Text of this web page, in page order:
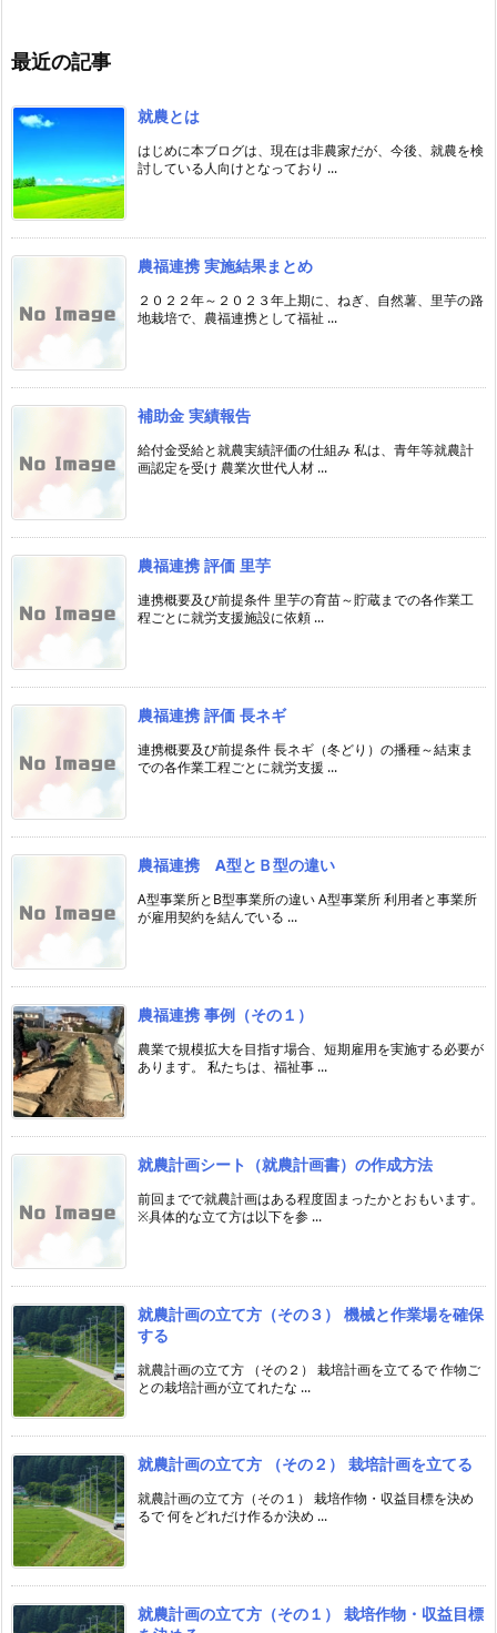
最近の記事
就農とは
はじめに本ブログは、現在は非農家だが、今後、就農を検
討している人向けとなっており ...
農福連携 実施結果まとめ
２０２２年～２０２３年上期に、ねぎ、自然薯、里芋の路
地栽培で、農福連携として福祉 ...
補助金 実績報告
給付金受給と就農実績評価の仕組み 私は、青年等就農計
画認定を受け 農業次世代人材 ...
農福連携 評価 里芋
連携概要及び前提条件 里芋の育苗～貯蔵までの各作業工
程ごとに就労支援施設に依頼 ...
農福連携 評価 長ネギ
連携概要及び前提条件 長ネギ（冬どり）の播種～結束ま
での各作業工程ごとに就労支援 ...
農福連携 A型とＢ型の違い
A型事業所とB型事業所の違い A型事業所 利用者と事業所
が雇用契約を結んでいる ...
農福連携 事例（その１）
農業で規模拡大を目指す場合、短期雇用を実施する必要が
あります。 私たちは、福祉事 ...
就農計画シート（就農計画書）の作成方法
前回までで就農計画はある程度固まったかとおもいます。
※具体的な立て方は以下を参 ...
就農計画の立て方（その３） 機械と作業場を確保
する
就農計画の立て方 （その２） 栽培計画を立てるで 作物ご
との栽培計画が立てれたな ...
就農計画の立て方 （その２） 栽培計画を立てる
就農計画の立て方（その１） 栽培作物・収益目標を決め
るで 何をどれだけ作るか決め ...
就農計画の立て方（その１） 栽培作物・収益目標